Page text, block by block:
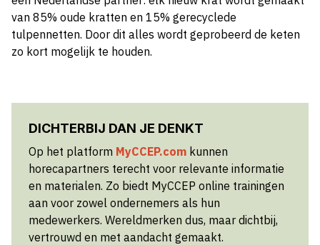
van 85% oude kratten en 15% gerecyclede
tulpennetten. Door dit alles wordt geprobeerd de keten
zo kort mogelijk te houden.
DICHTERBIJ DAN JE DENKT
Op het platform MyCCEP.com kunnen
horecapartners terecht voor relevante informatie
en materialen. Zo biedt MyCCEP online trainingen
aan voor zowel ondernemers als hun
medewerkers. Wereldmerken dus, maar dichtbij,
vertrouwd en met aandacht gemaakt.